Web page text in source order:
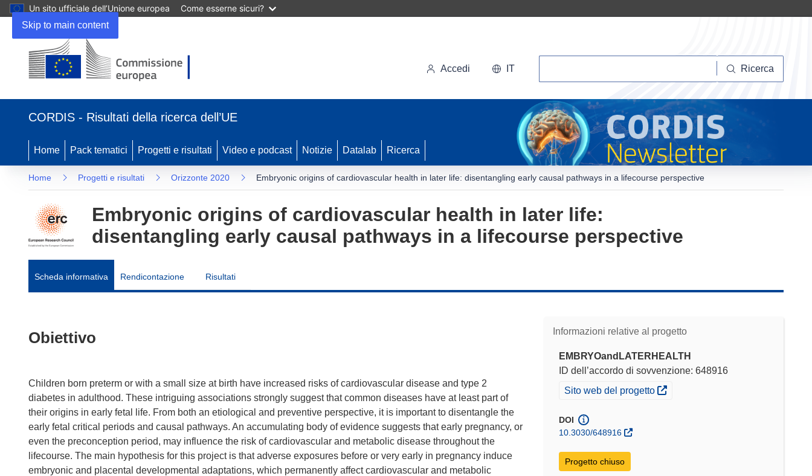
Skip to main content
Un sito ufficiale dell’Unione europea Come esserne sicuri?
Accedi IT Ricerca
CORDIS - Risultati della ricerca dell’UE
Home Pack tematici Progetti e risultati Video e podcast Notizie Datalab Ricerca
Home Progetti e risultati Orizzonte 2020 Embryonic origins of cardiovascular health in later life: disentangling early causal pathways in a lifecourse perspective
Embryonic origins of cardiovascular health in later life:
disentangling early causal pathways in a lifecourse perspective
Scheda informativa Rendicontazione Risultati
Informazioni relative al progetto
EMBRYOandLATERHEALTH
ID dell’accordo di sovvenzione: 648916
(si apre in una nuova finestra)
Sito web del progetto
DOI
10.3030/648916
Progetto chiuso
Obiettivo
Children born preterm or with a small size at birth have increased risks of cardiovascular disease and type 2
diabetes in adulthood. These intriguing associations strongly suggest that common diseases have at least part of
their origins in early fetal life. From both an etiological and preventive perspective, it is important to disentangle the
early fetal critical periods and causal pathways. An accumulating body of evidence suggests that early pregnancy, or
even the preconception period, may influence the risk of cardiovascular and metabolic disease throughout the
lifecourse. The main hypothesis for this project is that adverse exposures before or very early in pregnancy induce
embryonic and placental developmental adaptations, which permanently affect cardiovascular and metabolic